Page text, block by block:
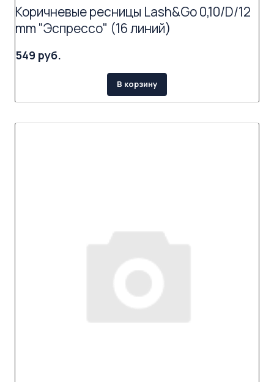
Коричневые ресницы Lash&Go 0,10/D/12
mm "Эспрессо" (16 линий)
549 руб.
В корзину